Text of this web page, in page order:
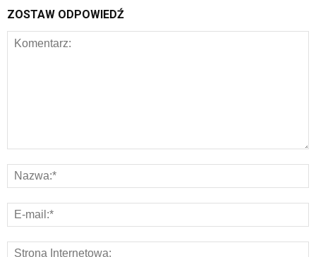
ZOSTAW ODPOWIEDŹ